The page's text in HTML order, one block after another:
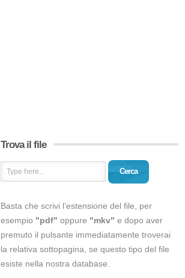
Trova il file
Cerca
Basta che scrivi l’estensione del file, per
esempio "pdf" oppure "mkv" e dopo aver
premuto il pulsante immediatamente troverai
la relativa sottopagina, se questo tipo del file
esiste nella nostra database.